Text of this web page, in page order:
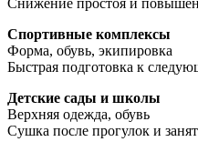
Спортивные комплексы
Форма, обувь, экипировка
Быстрая подготовка к
Детские сады и школы
Верхняя одежда, обувь
Сушка после прогулок и